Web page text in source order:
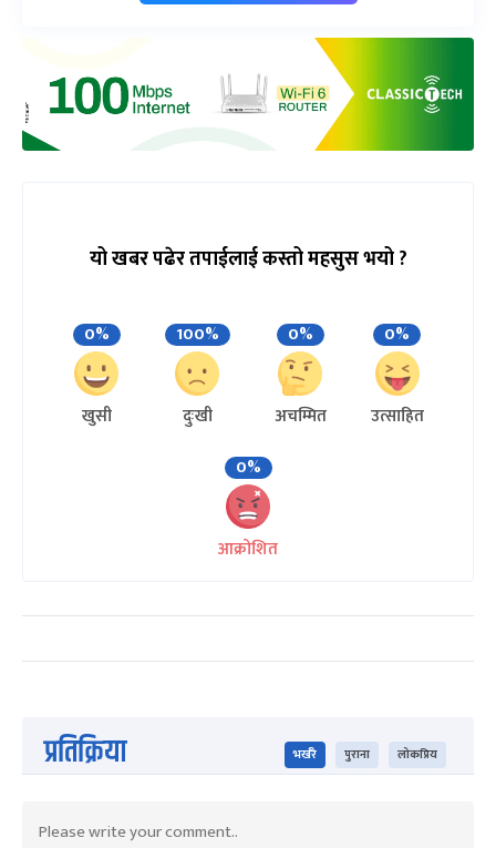
यो खबर पढेर तपाईलाई कस्तो महसुस भयो ?
0%
खुसी
100%
दुःखी
0%
अचम्मित
0%
उत्साहित
0%
आक्रोशित
प्रतिक्रिया भर्खरै पुराना लोकप्रिय